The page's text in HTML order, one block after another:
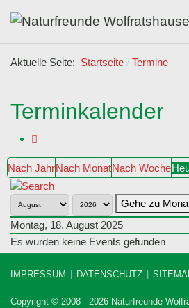
Aktuelle Seite: Startseite Termine
Terminkalender
Nach JahrNach MonatNach Woche
Gehe zu
Montag, 18. August 2025
Es wurden keine Events gefunden
IMPRESSUM DATENSCHUTZ
Copyright © 2008 - 2026 Naturfreunde